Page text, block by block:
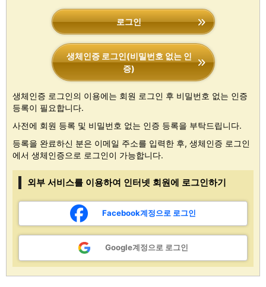
로그인
생체인증 로그인(비밀번호 없는 인
증)
생체인증 로그인의 이용에는 회원 로그인 후 비밀번호 없는 인증
등록이 필요합니다.
사전에 회원 등록 및 비밀번호 없는 인증 등록을 부탁드립니다.
등록을 완료하신 분은 이메일 주소를 입력한 후, 생체인증 로그인
에서 생체인증으로 로그인이 가능합니다.
외부 서비스를 이용하여 인터넷 회원에 로그인하기
Facebook계정으로 로그인
Google계정으로 로그인